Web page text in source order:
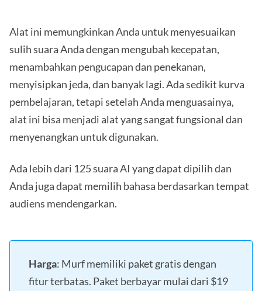
Alat ini memungkinkan Anda untuk menyesuaikan
sulih suara Anda dengan mengubah kecepatan,
menambahkan pengucapan dan penekanan,
menyisipkan jeda, dan banyak lagi. Ada sedikit kurva
pembelajaran, tetapi setelah Anda menguasainya,
alat ini bisa menjadi alat yang sangat fungsional dan
menyenangkan untuk digunakan.
Ada lebih dari 125 suara AI yang dapat dipilih dan
Anda juga dapat memilih bahasa berdasarkan tempat
audiens mendengarkan.
Harga: Murf memiliki paket gratis dengan
fitur terbatas. Paket berbayar mulai dari $19